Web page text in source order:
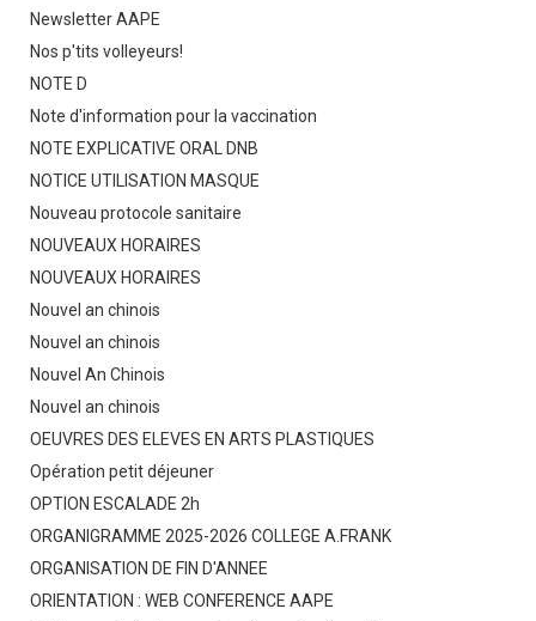
Newsletter AAPE
Nos p'tits volleyeurs!
NOTE D
Note d'information pour la vaccination
NOTE EXPLICATIVE ORAL DNB
NOTICE UTILISATION MASQUE
Nouveau protocole sanitaire
NOUVEAUX HORAIRES
NOUVEAUX HORAIRES
Nouvel an chinois
Nouvel an chinois
Nouvel An Chinois
Nouvel an chinois
OEUVRES DES ELEVES EN ARTS PLASTIQUES
Opération petit déjeuner
OPTION ESCALADE 2h
ORGANIGRAMME 2025-2026 COLLEGE A.FRANK
ORGANISATION DE FIN D'ANNEE
ORIENTATION : WEB CONFERENCE AAPE